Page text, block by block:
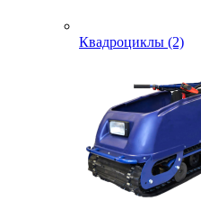
Квадроциклы (2)